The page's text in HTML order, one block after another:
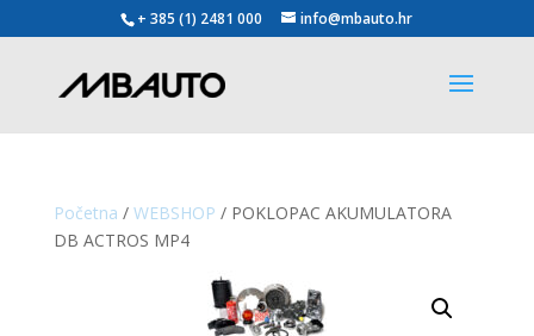
+ 385 (1) 2481 000 info@mbauto.hr
Početna / WEBSHOP / POKLOPAC AKUMULATORA
DB ACTROS MP4